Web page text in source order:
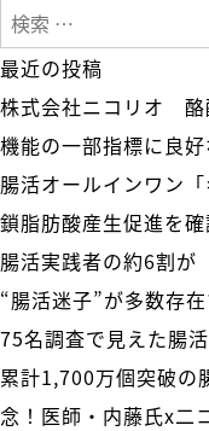
検
索:
最近の投稿
株式会社ニコリオ 酪
機能の一部指標に良
腸活オールインワン
鎖脂肪酸産生促進を
腸活実践者の約6割が
“腸活迷子”が多数存
75名調査で見えた腸
累計1,700万個突破の
念！医師・内藤氏x二